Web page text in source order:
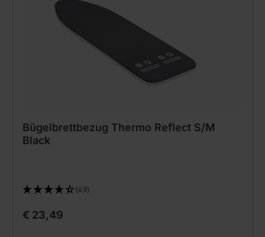
Bügelbrettbezug Thermo Reflect S/M
Black
(63)
€ 23,49